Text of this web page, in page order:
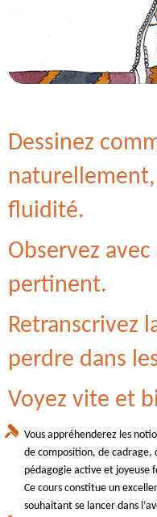
Dessinez
fluidité.
Observez
pertinent.
Retranscrivez
perdre dans
Voyez vite et
Vous appréhenderez les
de composition, de cadrage,
pédagogie active et joyeuse
Ce cours constitue un
souhaitant se lancer dans